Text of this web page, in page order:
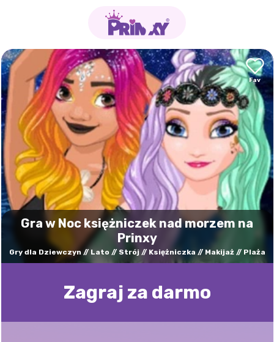
Gra w Noc księżniczek nad morzem na
Prinxy
Gry dla Dziewczyn Lato Strój Księżniczka Makijaż Plaża
Zagraj za darmo